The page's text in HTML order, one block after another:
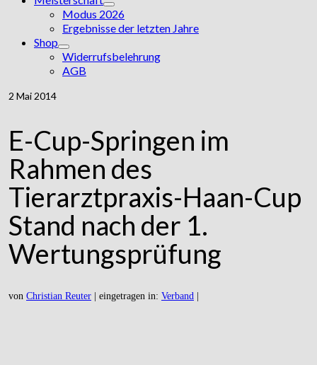
Modus 2026
Ergebnisse der letzten Jahre
Shop
Widerrufsbelehrung
AGB
2 Mai 2014
E-Cup-Springen im
Rahmen des
Tierarztpraxis-Haan-Cup
Stand nach der 1.
Wertungsprüfung
von Christian Reuter eingetragen in: Verband